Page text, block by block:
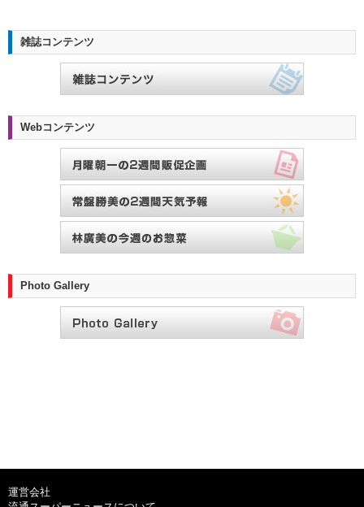
雑誌コンテンツ
Webコンテンツ
Photo Gallery
運営会社